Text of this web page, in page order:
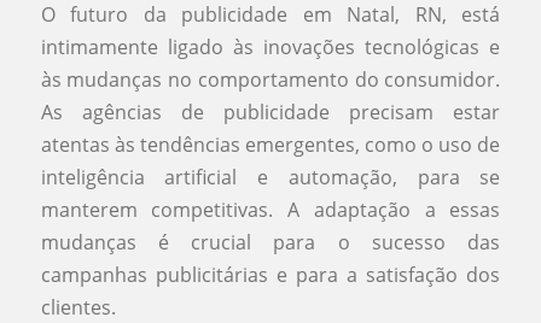
O futuro da publicidade em Natal, RN, está
intimamente ligado às inovações tecnológicas e
às mudanças no comportamento do consumidor.
As agências de publicidade precisam estar
atentas às tendências emergentes, como o uso de
inteligência artificial e automação, para se
manterem competitivas. A adaptação a essas
mudanças é crucial para o sucesso das
campanhas publicitárias e para a satisfação dos
clientes.